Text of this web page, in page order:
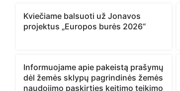
Kviečiame balsuoti už Jonavos
projektus „Europos burės 2026“
Informuojame apie pakeistą prašymų
dėl žemės sklypų pagrindinės žemės
naudojimo paskirties keitimo teikimo